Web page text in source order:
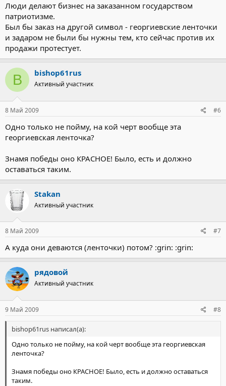
Люди делают бизнес на заказанном государством
патриотизме.
Был бы заказ на другой символ - георгиевские ленточки
и задаром не были бы нужны тем, кто сейчас против их
продажи протестует.
B bishop61rus
Активный участник
8 Май 2009 #6
Одно только не пойму, на кой черт вообще эта
георгиевская ленточка?
Знамя победы оно КРАСНОЕ! Было, есть и должно
оставаться таким.
Stakan
Активный участник
8 Май 2009 #7
А куда они деваются (ленточки) потом? :grin: :grin:
рядовой
Активный участник
9 Май 2009 #8
bishop61rus написал(а):
Одно только не пойму, на кой черт вообще эта георгиевская
ленточка?
Знамя победы оно КРАСНОЕ! Было, есть и должно оставаться
таким.